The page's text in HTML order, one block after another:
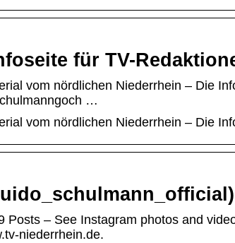
für TV-
vom nördlichen Niederrhein – Die
…
vom nördlichen Niederrhein – Die
Posts – See Instagram photos and
niederrhein.de.